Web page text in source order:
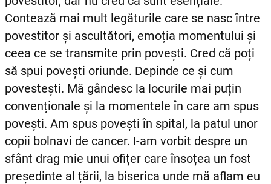
Contează mai mult legăturile care se nasc între
povestitor și ascultători, emoția momentului și
ceea ce se transmite prin povești. Cred că poți
să spui povești oriunde. Depinde ce și cum
povestești. Mă gândesc la locurile mai puțin
convenționale și la momentele în care am spus
povești. Am spus povești în spital, la patul unor
copii bolnavi de cancer. I-am vorbit despre un
sfânt drag mie unui ofițer care însoțea un fost
președinte al țării, la biserica unde mă aflam eu